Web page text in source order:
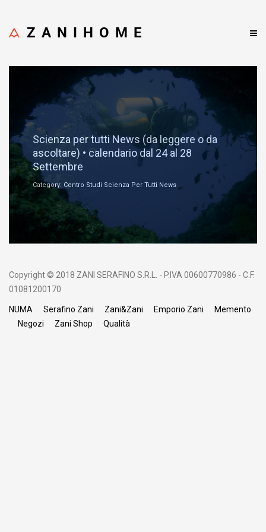
ZANIHOME
Settembre 25, 2018
Scienza per tutti News (da leggere o da
ascoltare) • calendario dal 24 al 28
Settembre
Category: Centro Studi Scienza Per Tutti News
Copyright © 2018 ZANI SERAFINO S.R.L. - P.IVA 00600770986 - C.F.
01081200170
NUMA Serafino Zani Zani&Zani Emporio Zani
Memento
Negozi
Zani Shop Qualità